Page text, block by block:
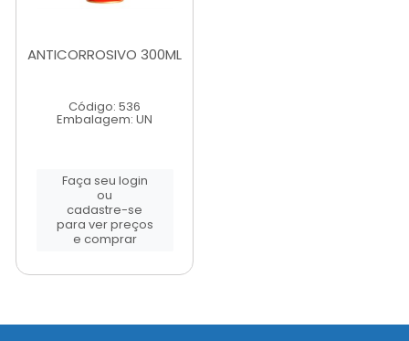
ANTICORROSIVO 300ML
Código: 536
Embalagem: UN
Faça seu login
ou
cadastre-se
para ver preços
e comprar